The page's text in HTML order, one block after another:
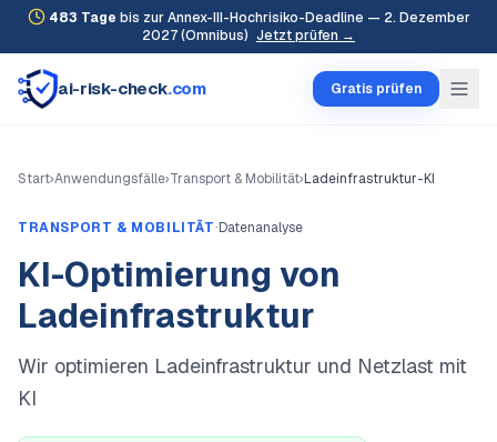
483 Tage bis zur Annex-III-Hochrisiko-Deadline — 2. Dezember
2027 (Omnibus) Jetzt prüfen →
ai-risk-check.com Gratis prüfen
Start›Anwendungsfälle›Transport & Mobilität›Ladeinfrastruktur-KI
TRANSPORT & MOBILITÄT·Datenanalyse
KI-Optimierung von
Ladeinfrastruktur
Wir optimieren Ladeinfrastruktur und Netzlast mit
KI